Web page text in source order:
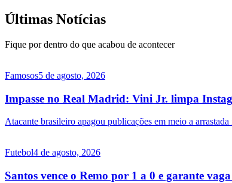
Últimas Notícias
Fique por dentro do que acabou de acontecer
Famosos5 de agosto, 2026
Impasse no Real Madrid: Vini Jr. limpa
Atacante brasileiro apagou publicações em meio a
Futebol4 de agosto, 2026
Santos vence o Remo por 1 a 0 e garante